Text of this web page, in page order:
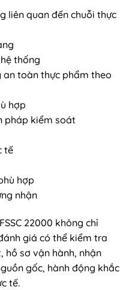
liên quan đến chuỗi thực
thống
an toàn thực phẩm theo
hợp
pháp kiểm soát
tế
hợp
nhận
22000 không chỉ
giá có thể kiểm tra
hồ sơ vận hành, nhận
gốc, hành động khắc
tế.